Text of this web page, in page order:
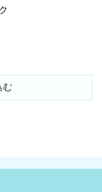
ップで調べてみたら、
む